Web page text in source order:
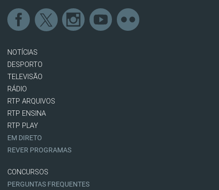
NOTÍCIAS
DESPORTO
TELEVISÃO
RÁDIO
RTP ARQUIVOS
RTP ENSINA
RTP PLAY
EM DIRETO
REVER PROGRAMAS
CONCURSOS
PERGUNTAS FREQUENTES